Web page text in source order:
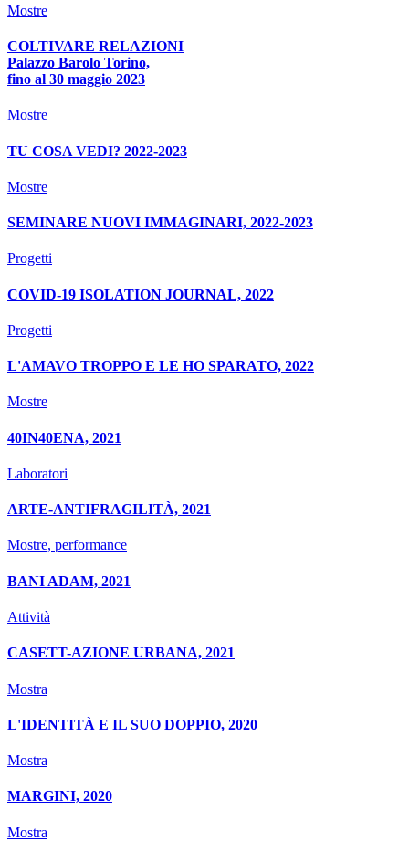
Mostre
COLTIVARE RELAZIONI
Palazzo Barolo Torino,
fino al 30 maggio 2023
Mostre
TU COSA VEDI? 2022-2023
Mostre
SEMINARE NUOVI IMMAGINARI, 2022-2023
Progetti
COVID-19 ISOLATION JOURNAL, 2022
Progetti
L'AMAVO TROPPO E LE HO SPARATO, 2022
Mostre
40IN40ENA, 2021
Laboratori
ARTE-ANTIFRAGILITÀ, 2021
Mostre, performance
BANI ADAM, 2021
Attività
CASETT-AZIONE URBANA, 2021
Mostra
L'IDENTITÀ E IL SUO DOPPIO, 2020
Mostra
MARGINI, 2020
Mostra